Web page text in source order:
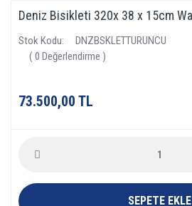
Deniz Bisikleti 320x 38 x 15cm
Stok Kodu
DNZBSKLETTURUNCU
( 0 Değerlendirme )
73.500,00 TL
SEPETE EKLE